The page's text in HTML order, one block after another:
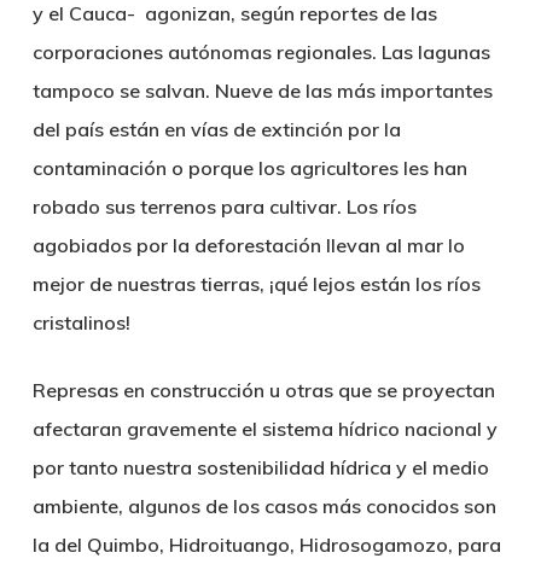
y el Cauca- agonizan, según reportes de las
corporaciones autónomas regionales. Las lagunas
tampoco se salvan. Nueve de las más importantes
del país están en vías de extinción por la
contaminación o porque los agricultores les han
robado sus terrenos para cultivar. Los ríos
agobiados por la deforestación llevan al mar lo
mejor de nuestras tierras, ¡qué lejos están los ríos
cristalinos!
Represas en construcción u otras que se proyectan
afectaran gravemente el sistema hídrico nacional y
por tanto nuestra sostenibilidad hídrica y el medio
ambiente, algunos de los casos más conocidos son
la del Quimbo, Hidroituango, Hidrosogamozo, para